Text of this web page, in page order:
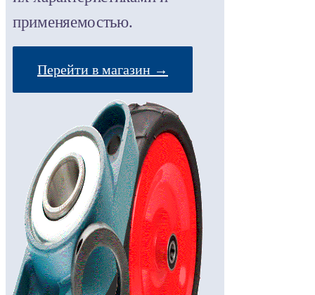
применяемостью.
Перейти в магазин →